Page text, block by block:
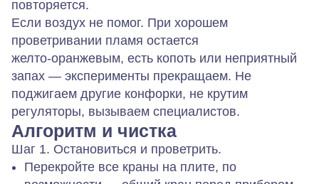
повторяется.
Если воздух не помог. При хорошем
проветривании пламя остается
желто‑оранжевым, есть копоть или неприятный
запах — эксперименты прекращаем. Не
поджигаем другие конфорки, не крутим
регуляторы, вызываем специалистов.
Алгоритм и чистка
Шаг 1. Остановиться и проветрить.
Перекройте все краны на плите, по